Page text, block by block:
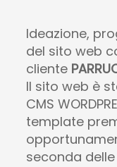
Ideazione,
del sito web
cliente
Il sito web è
CMS
template
seconda